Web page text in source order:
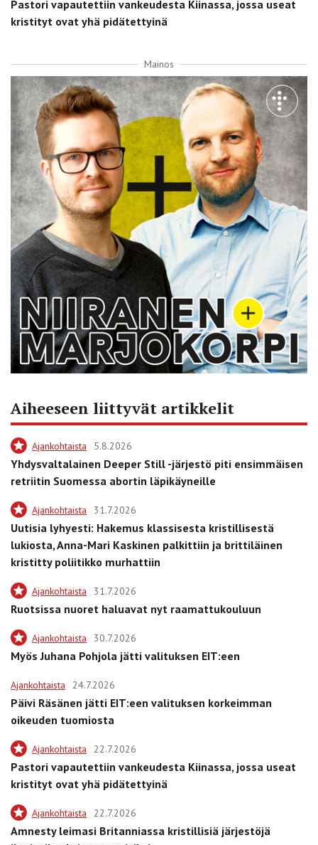
Pastori vapautettiin vankeudesta Kiinassa, jossa useat
kristityt ovat yhä pidätettyinä
Mainos
Aiheeseen liittyvät artikkelit
Ajankohtaista 5.8.2026
Yhdysvaltalainen Deeper Still -järjestö piti ensimmäisen
retriitin Suomessa abortin läpikäyneille
Ajankohtaista 31.7.2026
Uutisia lyhyesti: Hakemus klassisesta kristillisestä
lukiosta, Anna-Mari Kaskinen palkittiin ja brittiläinen
kristitty poliitikko murhattiin
Ajankohtaista 31.7.2026
Ruotsissa nuoret haluavat nyt raamattukouluun
Ajankohtaista 30.7.2026
Myös Juhana Pohjola jätti valituksen EIT:een
Ajankohtaista 24.7.2026
Päivi Räsänen jätti EIT:een valituksen korkeimman
oikeuden tuomiosta
Ajankohtaista 22.7.2026
Pastori vapautettiin vankeudesta Kiinassa, jossa useat
kristityt ovat yhä pidätettyinä
Ajankohtaista 22.7.2026
Amnesty leimasi Britanniassa kristillisiä järjestöjä